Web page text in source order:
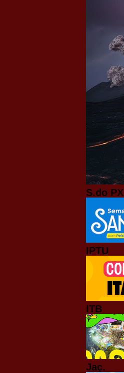
S.do PX
IPTU
ITB
Jaç.